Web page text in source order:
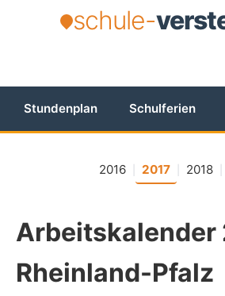
schule-
Stundenplan Schulferien
2016 2017 2018
Arbeitskalender
Rheinland-Pfalz